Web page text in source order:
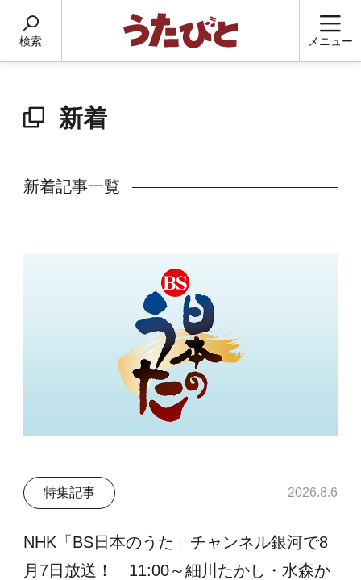
検索 メニュー
新着
新着記事一覧
特集記事 2026.8.6
NHK「BS日本のうた」チャンネル銀河で8
月7日放送！ 11:00～細川たかし・水森か